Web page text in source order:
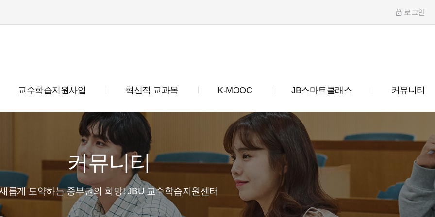
로그인
교수학습지원사업 혁신적 교과목 K-MOOC JB스마트클래스 커뮤니티
커뮤니티
롭게 도약하는 중부권의 희망! JBU 교수학습지원센터